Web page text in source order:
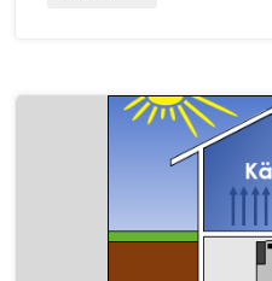
Artenschutz
für